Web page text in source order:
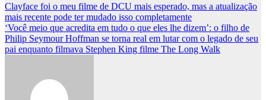
Post
navigation
Clayface foi o meu filme de DCU mais esperado, mas a atualização
mais recente pode ter mudado isso completamente
‘Você meio que acredita em tudo o que eles lhe dizem’: o filho de
Philip Seymour Hoffman se torna real em lutar com o legado de seu
pai enquanto filmava Stephen King filme The Long Walk